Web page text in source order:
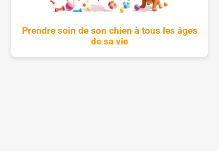
Prendre soin de son chien à tous les âges
de sa vie